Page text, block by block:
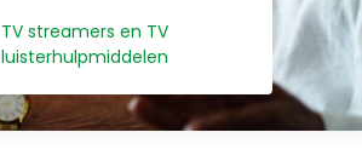
TV streamers en TV
luisterhulpmiddelen